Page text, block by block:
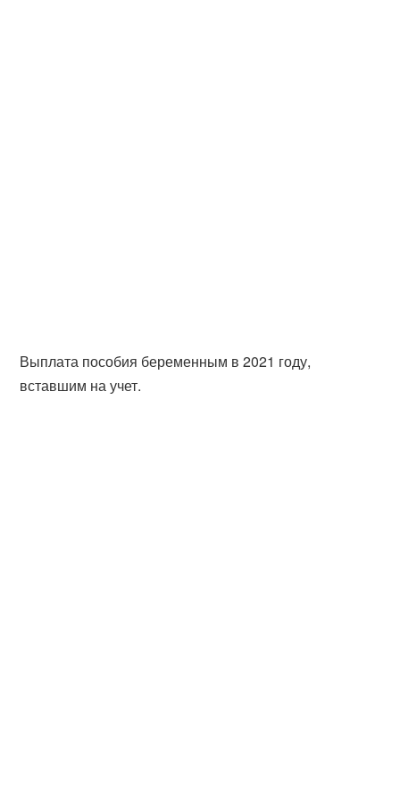
Выплата пособия беременным в 2021 году,
вставшим на учет.